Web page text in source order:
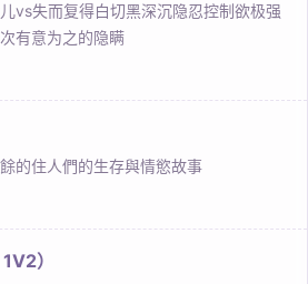
vs失而复得白切黑深沉隐忍控制欲极强
有意为之的隐瞒
的住人們的生存與情慾故事
）